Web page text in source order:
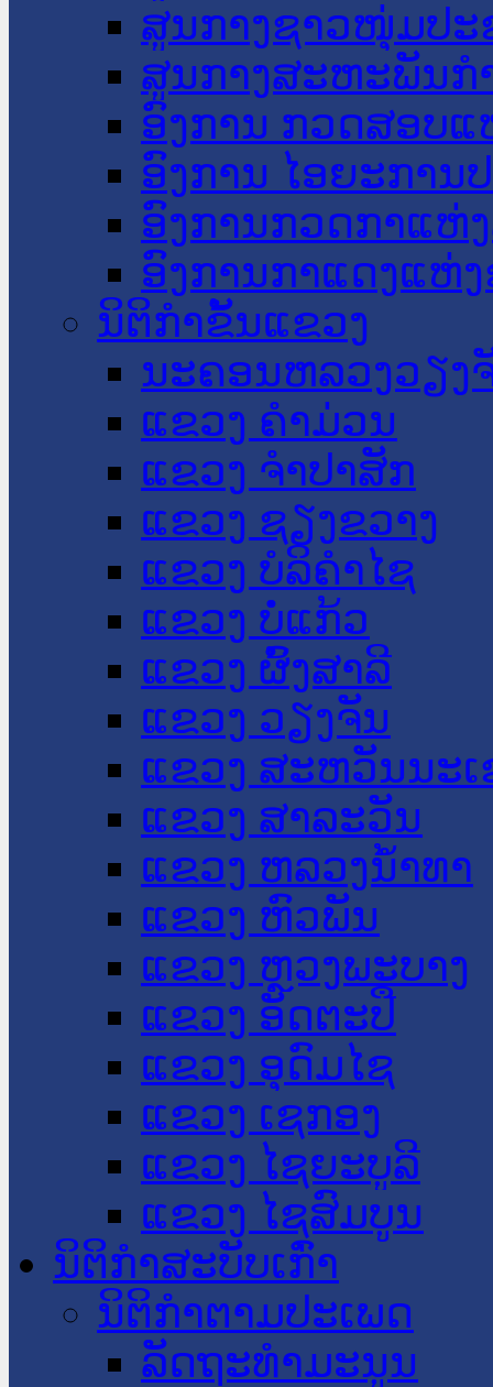
ສູນກາງຊາວໜຸ່ມປະ
ສູນກາງສະຫະພັນກ
ອົງການ ກວດສອບແ
ອົງການ ໄອຍະການ
ອົງການກວດກາແຫ່
ອົງການກາແດງແຫ່
ນິຕິກໍາຂັ້ນແຂວງ
ນະ​ຄອນ​ຫລວງວຽງ
ແຂວງ ຄໍາມ່ວນ
ແຂວງ ຈໍາປາສັກ
ແຂວງ ຊຽງຂວາງ
ແຂວງ ບໍລິຄໍາໄຊ
ແຂວງ ບໍ່ແກ້ວ
ແຂວງ ຜົ້ງສາລີ
ແຂວງ ວຽງຈັນ
ແຂວງ ສະຫວັນນະ
ແຂວງ ສາລະວັນ
ແຂວງ ຫລວງນໍ້າທາ
ແຂວງ ຫົວພັນ
ແຂວງ ຫຼວງພະບາງ
ແຂວງ ອັດຕະປື
ແຂວງ ອຸດົມໄຊ
ແຂວງ ເຊກອງ
ແຂວງ ໄຊຍະບູລີ
ແຂວງ ໄຊສົມບູນ
ນິຕິກໍາສະບັບເກົ່າ
ນິຕິກຳຕາມປະເພດ
ລັດຖະທໍາມະນູນ